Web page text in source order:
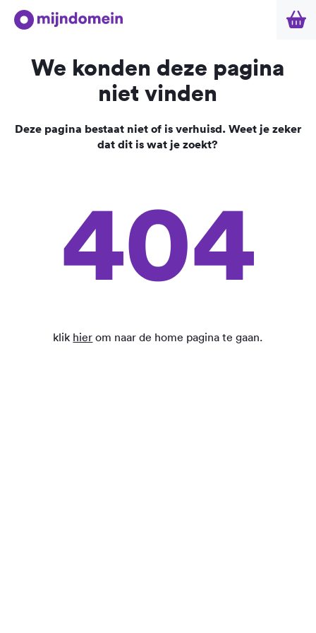
We konden deze pagina
niet vinden
Deze pagina bestaat niet of is verhuisd. Weet je zeker
dat dit is wat je zoekt?
404
klik hier om naar de home pagina te gaan.